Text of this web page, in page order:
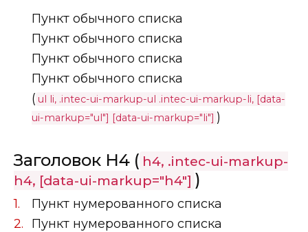
Пункт обычного списка
Пункт обычного списка
Пункт обычного списка
Пункт обычного списка
( ul li, .intec-ui-markup-ul .intec-ui-markup-li, [data-
ui-markup="ul"] [data-ui-markup="li"] )
Заголовок H4 ( h4, .intec-ui-markup-
h4, [data-ui-markup="h4"] )
Пункт нумерованного списка
Пункт нумерованного списка